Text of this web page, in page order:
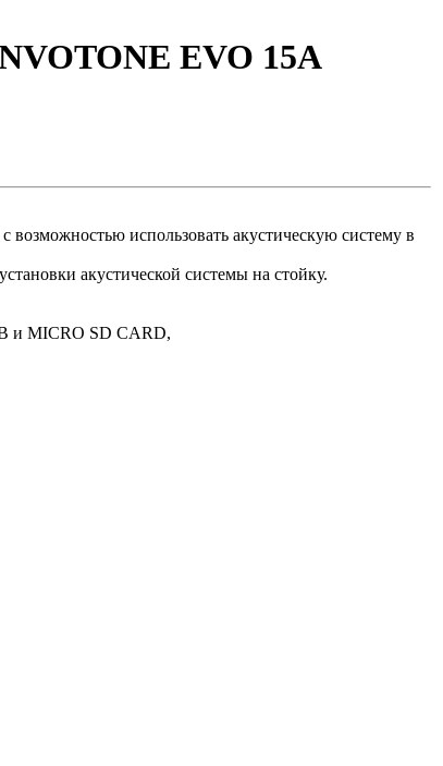
EVO 15A
использовать акустическую систему в
акустической системы на стойку.
и MICRO SD CARD,